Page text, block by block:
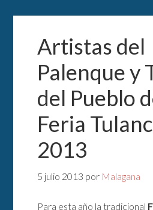
Artistas del
Palenque y
del Pueblo
Feria
2013
5 julio 2013 por Malagana
Para esta año la tradicional